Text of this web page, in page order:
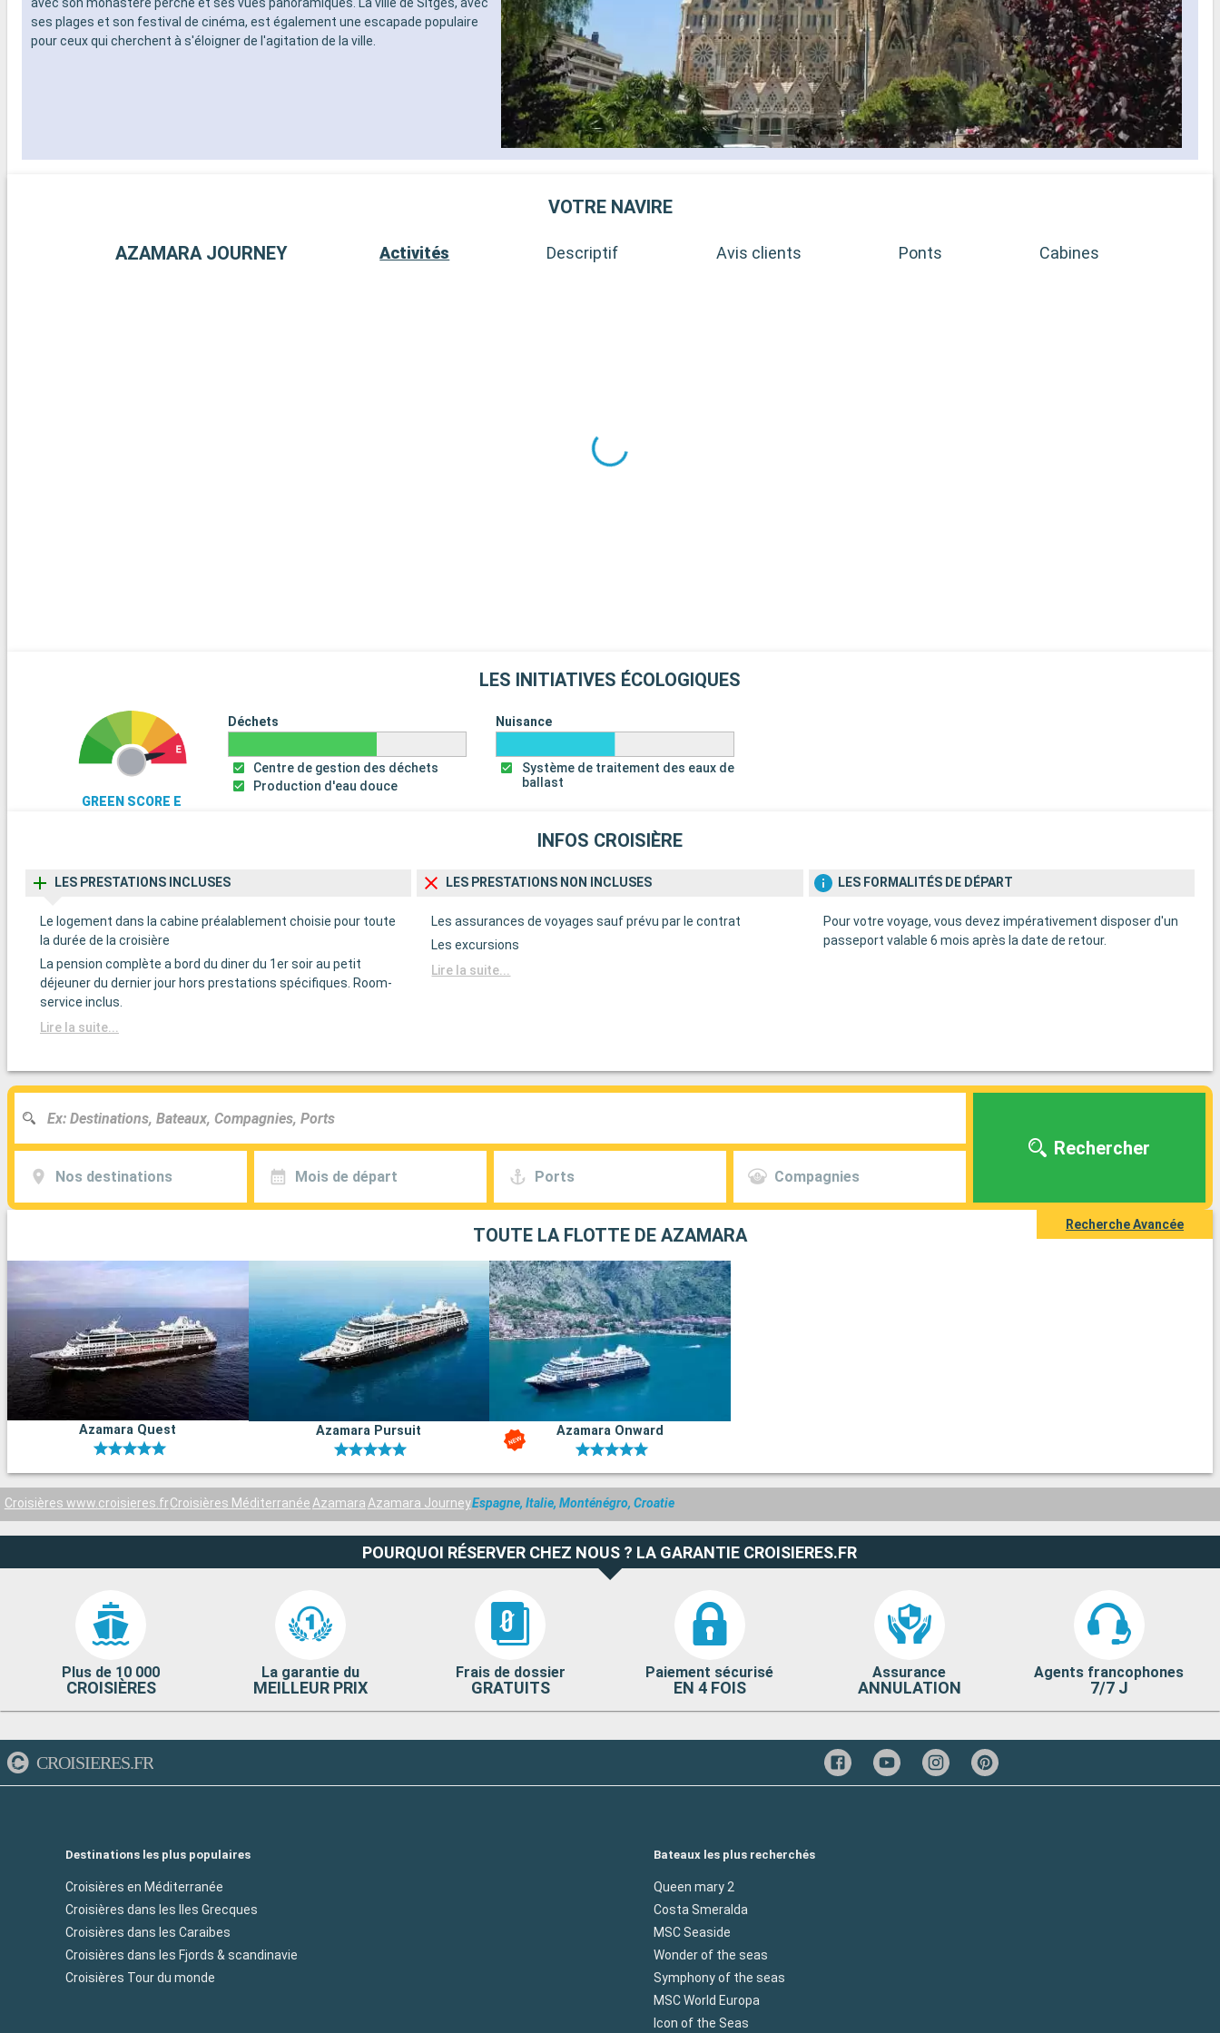
ses plages et son festival de cinéma, est également une escapade populaire
pour ceux qui cherchent à s'éloigner de l'agitation de la ville.
VOTRE NAVIRE
AZAMARA JOURNEY Activités Descriptif Avis clients Ponts Cabines
LES INITIATIVES ÉCOLOGIQUES
GREEN SCORE E
Déchets
Centre de gestion des déchets
Production d'eau douce
Nuisance
Système de traitement des eaux de
ballast
INFOS CROISIÈRE
LES PRESTATIONS INCLUSES
Le logement dans la cabine préalablement choisie pour toute
la durée de la croisière
La pension complète a bord du diner du 1er soir au petit
déjeuner du dernier jour hors prestations spécifiques. Room-
service inclus.
Lire la suite...
LES PRESTATIONS NON INCLUSES
Les assurances de voyages sauf prévu par le contrat
Les excursions
Lire la suite...
LES FORMALITÉS DE DÉPART
Pour votre voyage, vous devez impérativement disposer d'un
passeport valable 6 mois après la date de retour.
Nos destinations Mois de départ Ports Compagnies
Rechercher
Recherche Avancée
TOUTE LA FLOTTE DE AZAMARA
Azamara Quest Azamara Pursuit Azamara Onward
Croisières www.croisieres.frCroisières Méditerranée Azamara Azamara JourneyEspagne, Italie, Monténégro, Croatie
POURQUOI RÉSERVER CHEZ NOUS ? LA GARANTIE CROISIERES.FR
Plus de 10 000
CROISIÈRES
La garantie du
MEILLEUR PRIX
Frais de dossier
GRATUITS
Paiement sécurisé
EN 4 FOIS
Assurance
ANNULATION
Agents francophones
7/7 J
CROISIERES.FR
Destinations les plus populaires
Croisières en Méditerranée
Croisières dans les Iles Grecques
Croisières dans les Caraibes
Croisières dans les Fjords & scandinavie
Croisières Tour du monde
Bateaux les plus recherchés
Queen mary 2
Costa Smeralda
MSC Seaside
Wonder of the seas
Symphony of the seas
MSC World Europa
Icon of the Seas